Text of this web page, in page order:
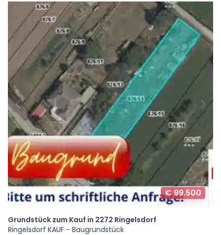
€ 99.500
Grundstück zum Kauf in 2272 Ringelsdorf
Ringelsdorf KAUF - Baugrundstück